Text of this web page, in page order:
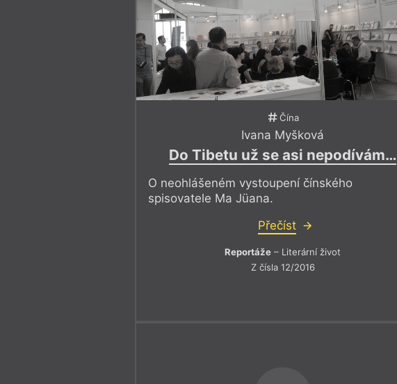
Přeji vám živé čtení.
Čína
Ivana Myšková
Do Tibetu už se asi nepodívám…
O neohlášeném vystoupení čínského
spisovatele Ma Jüana.
Přečíst
Reportáže – Literární život
Z čísla 12/2016